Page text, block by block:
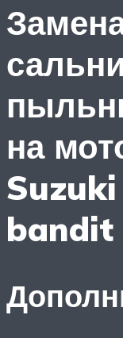
на
Suzuki
bandit